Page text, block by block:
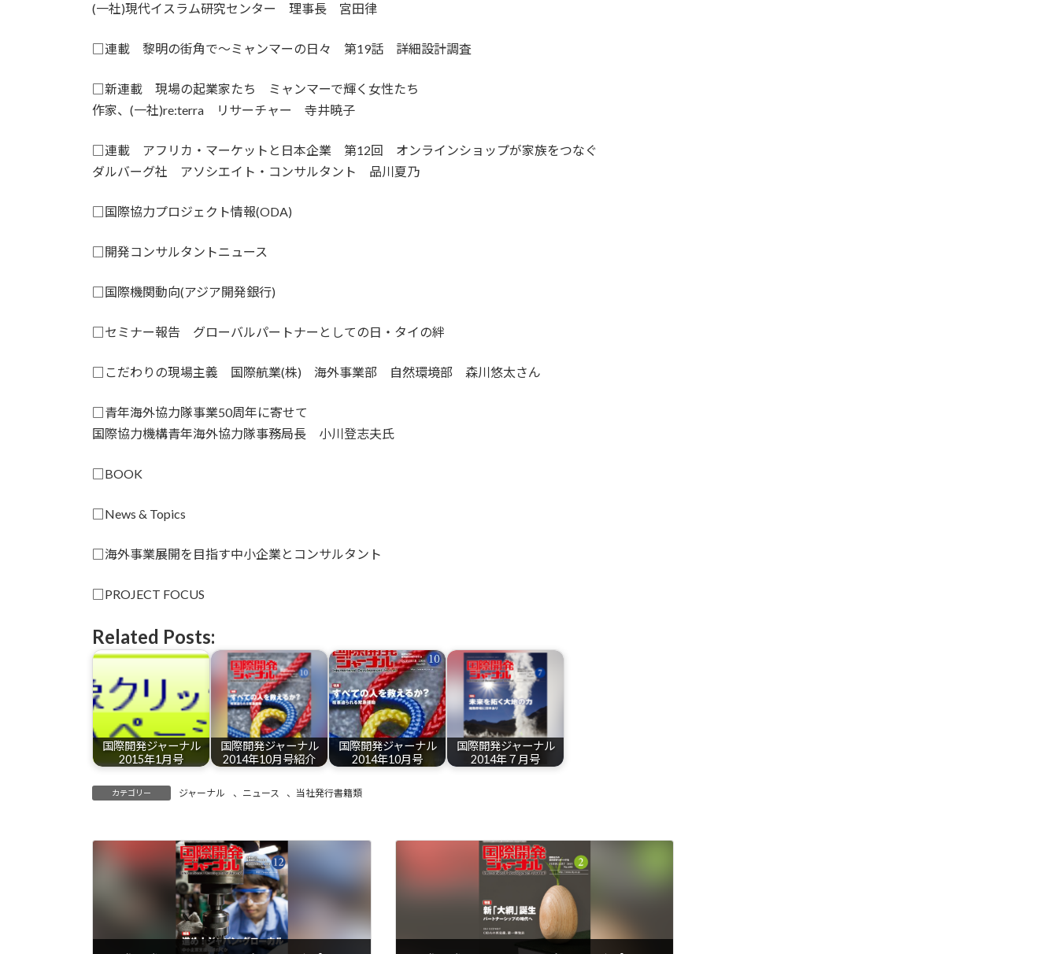
(一社)現代イスラム研究センター 理事長 宮田律
□連載 黎明の街角で～ミャンマーの日々 第19話 詳細設計調査
□新連載 現場の起業家たち ミャンマーで輝く女性たち
作家、(一社)re:terra リサーチャー 寺井暁子
□連載 アフリカ・マーケットと日本企業 第12回 オンラインショップが家族をつなぐ
ダルバーグ社 アソシエイト・コンサルタント 品川夏乃
□国際協力プロジェクト情報(ODA)
□開発コンサルタントニュース
□国際機関動向(アジア開発銀行)
□セミナー報告 グローバルパートナーとしての日・タイの絆
□こだわりの現場主義 国際航業(株) 海外事業部 自然環境部 森川悠太さん
□青年海外協力隊事業50周年に寄せて
国際協力機構青年海外協力隊事務局長 小川登志夫氏
□BOOK
□News & Topics
□海外事業展開を目指す中小企業とコンサルタント
□PROJECT FOCUS
Related Posts:
国際開発ジャーナル
2015年1月号
国際開発ジャーナル
2014年10月号紹介
国際開発ジャーナル
2014年10月号
国際開発ジャーナル
2014年７月号
カテゴリー ジャーナル 、 ニュース 、 当社発行書籍類